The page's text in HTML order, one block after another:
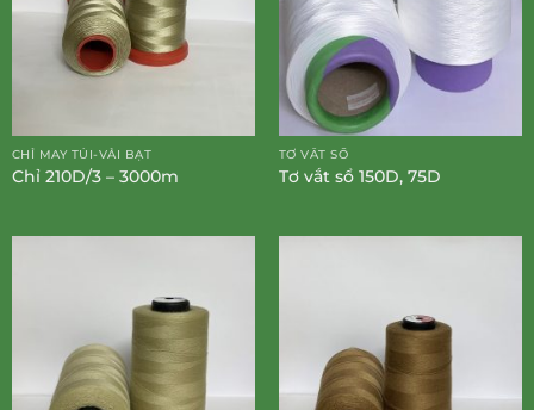
CHỈ MAY TÚI-VẢI BẠT
Chỉ 210D/3 – 3000m
TƠ VẮT SỔ
Tơ vắt sổ 150D, 75D